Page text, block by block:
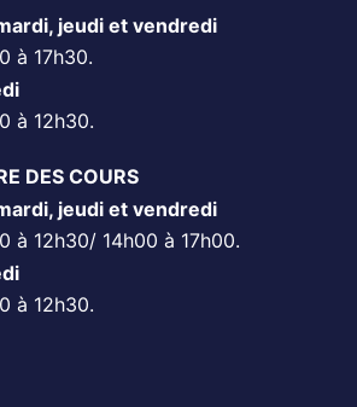
jeudi et vendredi
à 17h30.
à 12h30.
DES COURS
jeudi et vendredi
à 12h30/ 14h00 à 17h00.
à 12h30.